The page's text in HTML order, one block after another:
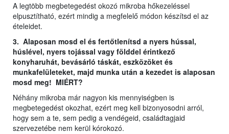
A legtöbb megbetegedést okozó mikroba hőkezeléssel
elpusztítható, ezért mindig a megfelelő módon készítsd el az
ételeidet.
3. Alaposan mosd el és fertőtlenítsd a nyers hússal,
húslével, nyers tojással vagy földdel érintkező
konyharuhát, bevásárló táskát, eszközöket és
munkafelületeket, majd munka után a kezedet is alaposan
mosd meg! MIÉRT?
Néhány mikroba már nagyon kis mennyiségben is
megbetegedést okozhat, ezért meg kell bizonyosodni arról,
hogy sem a te, sem pedig a vendégeid, családtagjaid
szervezetébe nem kerül kórokozó.